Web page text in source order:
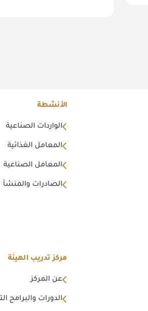
الأنشطة
الواردات الصناعية
المعامل الغذائية
المعامل الصناعية
الصادرات والمنشأ
مركز تدريب الهيئة
عن المركز
الدورات والبرامج